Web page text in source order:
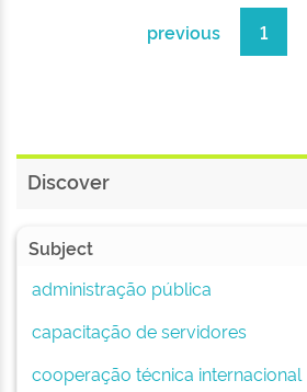
previous 1
Discover
Subject
administração pública
capacitação de servidores
cooperação técnica internacional